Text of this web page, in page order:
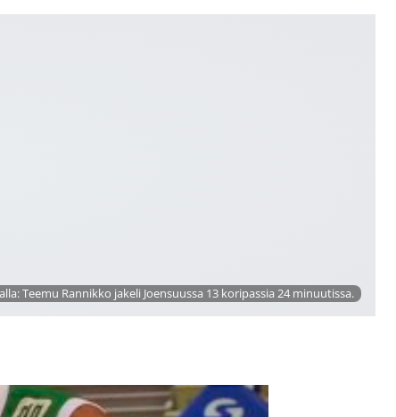
Teemu Rannikko jakeli Joensuussa 13 koripassia 24 minuutissa.